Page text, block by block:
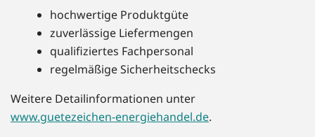
hochwertige Produktgüte
zuverlässige Liefermengen
qualifiziertes Fachpersonal
regelmäßige Sicherheitschecks
Weitere Detailinformationen unter
www.guetezeichen-energiehandel.de.